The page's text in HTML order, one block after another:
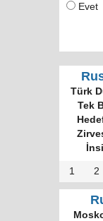
Evet
Türk
Tek
1 2